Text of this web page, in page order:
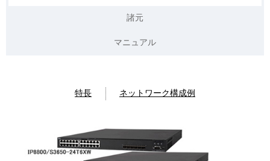
諸元
マニュアル
特長 ネットワーク構成例